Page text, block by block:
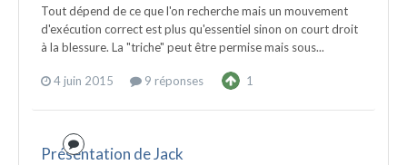
Tout dépend de ce que l'on recherche mais un mouvement
d'exécution correct est plus qu'essentiel sinon on court droit
à la blessure. La "triche" peut être permise mais sous...
4 juin 2015 9 réponses 1
Présentation de Jack